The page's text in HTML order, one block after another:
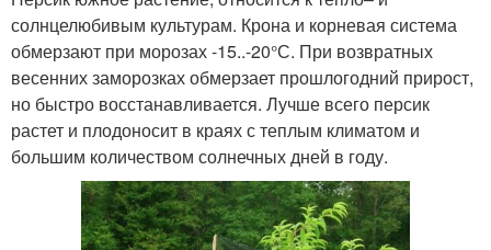
солнцелюбивым культурам. Крона и корневая система
обмерзают при морозах -15..-20°С. При возвратных
весенних заморозках обмерзает прошлогодний прирост,
но быстро восстанавливается. Лучше всего персик
растет и плодоносит в краях с теплым климатом и
большим количеством солнечных дней в году.